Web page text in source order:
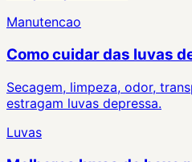
Manutencao
Como cuidar das luvas
Secagem, limpeza, odor,
estragam luvas depressa.
Luvas